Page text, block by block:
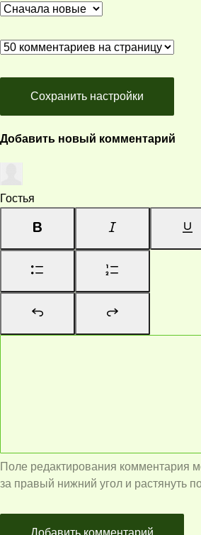
Сохранить настройки
Добавить новый комментарий
Гостья
Поле редактирования комментария
за правый нижний угол и растянуть
Добавить комментарий